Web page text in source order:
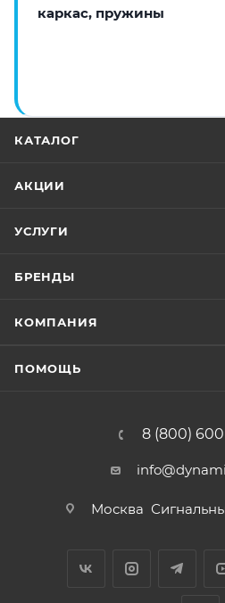
каркас, пружины
КАТАЛОГ
АКЦИИ
УСЛУГИ
БРЕНДЫ
КОМПАНИЯ
ПОМОЩЬ
8 (800)
Москва